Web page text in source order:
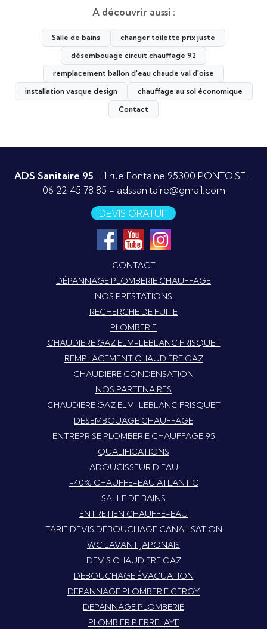
A découvrir aussi :
Salle de bains
changer toilette prix juste
désembouage circuit chauffage 92
remplacement ballon d'eau chaude val d'oise
installation vasque design
chauffage au sol économique
Contact
ADS Sanitaire 95 - 1 rue Fontaine 95300 PONTOISE -
06 22 45 78 85 - adssanitaire@gmail.com
DEVIS GRATUIT
CONTACT
DÉPANNAGE PLOMBERIE CHAUFFAGE
NOS PRESTATIONS
RECHERCHE DE FUITE
PLOMBERIE
CHAUDIERE GAZ ELM-LEBLANC FRISQUET
REMPLACEMENT CHAUDIÈRE GAZ
CHAUDIERE CONDENSATION
NOS PARTENAIRES
CHAUDIERE GAZ ELM-LEBLANC FRISQUET
DÉSEMBOUAGE CHAUFFAGE
ENTREPRISE PLOMBERIE CHAUFFAGE 95
QUALIFICATIONS
ADOUCISSEUR D'EAU
-40% CHAUFFE-EAU ATLANTIC
SALLE DE BAINS
ENTRETIEN CHAUFFE-EAU
TARIF DEVIS DÉBOUCHAGE CANALISATION
WC LAVANT JAPONAIS
DEVIS CHAUDIERE GAZ
DÉBOUCHAGE ÉVACUATION
DEPANNAGE PLOMBERIE CERGY
DEPANNAGE PLOMBERIE
PLOMBIER PIERRELAYE